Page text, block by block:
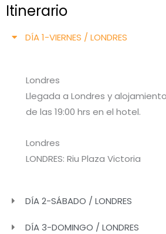
Itinerario
DÍA 1-VIERNES / LONDRES
Londres
Llegada a Londres y
de las 19:00 hrs en el hotel.
Londres
LONDRES: Riu Plaza Victoria
DÍA 2-SÁBADO / LONDRES
DÍA 3-DOMINGO / LONDRES